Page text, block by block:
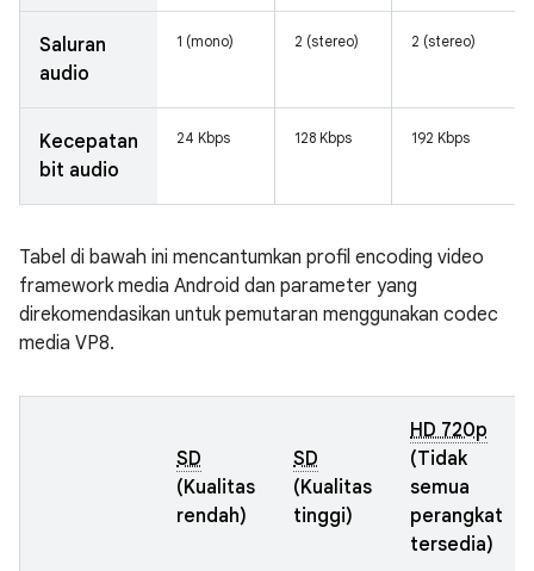
Saluran
audio
1 (mono) 2 (stereo) 2 (stereo)
Kecepatan
bit audio
24 Kbps 128 Kbps 192 Kbps
Tabel di bawah ini mencantumkan profil encoding video
framework media Android dan parameter yang
direkomendasikan untuk pemutaran menggunakan codec
media VP8.
SD
(Kualitas
rendah)
SD
(Kualitas
tinggi)
HD 720p
(Tidak
semua
perangkat
tersedia)